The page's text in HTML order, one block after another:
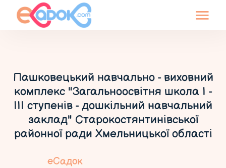
Пашковецький навчально - виховний
комплекс "Загальноосвітня школа І -
ІІІ ступенів - дошкільний навчальний
заклад" Старокостянтинівської
районної ради Хмельницької області
еСадок